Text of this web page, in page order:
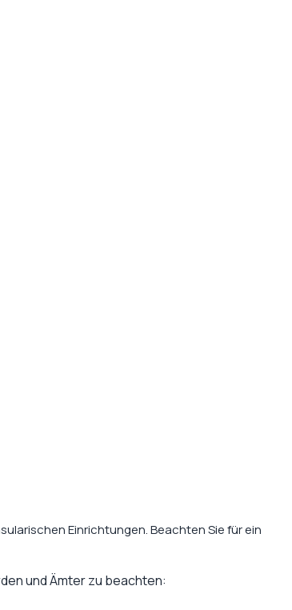
Einrichtungen. Beachten Sie für ein
und Ämter zu beachten: